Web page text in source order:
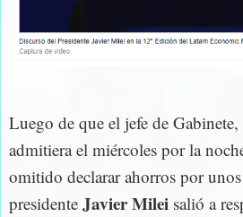
Luego de que el jefe de Gabinete,
admitiera el miércoles por la
omitido declarar ahorros por
presidente Javier Milei salió a